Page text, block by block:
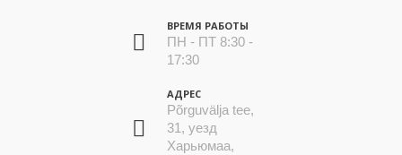
ВРЕМЯ РАБОТЫ
ПН - ПТ 8:30 -
17:30
АДРЕС
Põrguvälja tee,
31, уезд
Харьюмаа,